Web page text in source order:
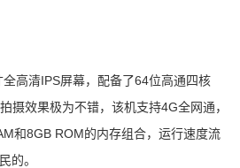
高清IPS屏幕，配备了64位高通四核
摄效果极为不错，该机支持4G全网通，
和8GB ROM的内存组合，运行速度流
的。